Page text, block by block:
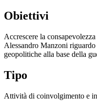
Obiettivi
Accrescere la
Alessandro Manzoni
geopolitiche alla base della
Tipo
Attività di coinvolgimento e